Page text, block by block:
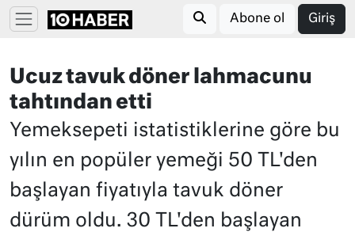
Abone ol Giriş
Ucuz tavuk döner lahmacunu
tahtından etti
Yemeksepeti istatistiklerine göre bu
yılın en popüler yemeği 50 TL'den
başlayan fiyatıyla tavuk döner
dürüm oldu. 30 TL'den başlayan